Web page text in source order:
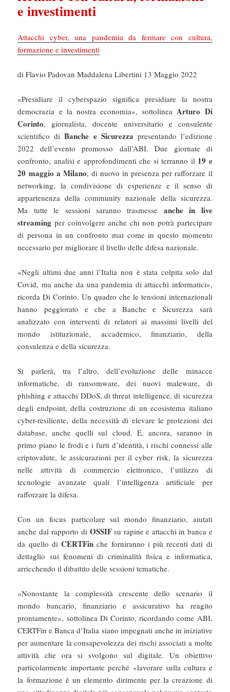
e investimenti
Attacchi cyber, una pandemia da fermare con cultura,
formazione e investimenti
di Flavio Padovan Maddalena Libertini 13 Maggio 2022
«Presidiare il cyberspazio significa presidiare la nostra
democrazia e la nostra economia», sottolinea Arturo Di
Corinto, giornalista, docente universitario e consulente
scientifico diBanche e Sicurezza presentando l’edizione
2022 dell’evento promosso dall’ABI. Due giornate di
confronto, analisi e approfondimenti che si terranno il 19 e
20 maggio a Milano, di nuovo in presenza per rafforzare il
networking, la condivisione di esperienze e il senso di
appartenenza della community nazionale della sicurezza.
Ma tutte le sessioni saranno trasmesse anche in live
streaming per coinvolgere anche chi non potrà partecipare
di persona in un confronto mai come in questo momento
necessario per migliorare il livello delle difesa nazionale.
«Negli ultimi due anni l’Italia non è stata colpita solo dal
Covid, ma anche da una pandemia di attacchi informatici»,
ricorda Di Corinto. Un quadro che le tensioni internazionali
hanno peggiorato e che a Banche e Sicurezza sarà
analizzato con interventi di relatori ai massimi livelli del
mondo istituzionale, accademico, finanziario, della
consulenza e della sicurezza.
Si parlerà, tra l’altro, dell’evoluzione delle minacce
informatiche, di ransomware, dei nuovi maleware, di
phishing e attacchi DDoS, di threat intelligence, di sicurezza
degli endpoint, della costruzione di un ecosistema italiano
cyber-resiliente, della necessità di elevare le protezioni dei
database, anche quelli sul cloud. E, ancora, saranno in
primo piano le frodi e i furti d’identità, i rischi connessi alle
criptovalute, le assicurazioni per il cyber risk, la sicurezza
nelle attività di commercio elettronico, l’utilizzo di
tecnologie avanzate quali l’intelligenza artificiale per
rafforzare la difesa.
Con un focus particolare sul mondo finanziario, aiutati
anche dal rapporto di OSSIFsu rapine e attacchi in banca e
da quello diCERTFin che forniranno i più recenti dati di
dettaglio sui fenomeni di criminalità fisica e informatica,
arricchendo il dibattito delle sessioni tematiche.
«Nonostante la complessità crescente dello scenario il
mondo bancario, finanziario e assicurativo ha reagito
prontamente», sottolinea Di Corinto, ricordando come ABI,
CERTFin e Banca d’Italia siano impegnati anche in iniziative
per aumentare la consapevolezza dei rischi associati a molte
attività che ora si svolgono sul digitale. Un obiettivo
particolarmente importante perché «lavorare sulla cultura e
la formazione è un elemento dirimente per la creazione di